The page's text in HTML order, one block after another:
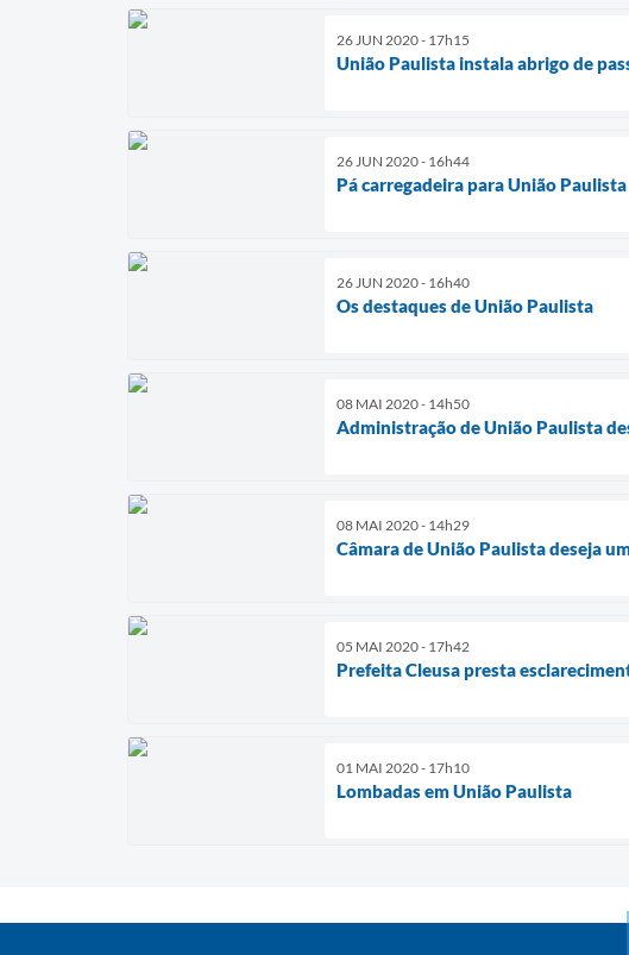
26 JUN 2020 - 17h15
União Paulista instala abrigo de
26 JUN 2020 - 16h44
Pá carregadeira para União Paulista
26 JUN 2020 - 16h40
Os destaques de União Paulista
08 MAI 2020 - 14h50
Administração de União Paulista
08 MAI 2020 - 14h29
Câmara de União Paulista deseja
05 MAI 2020 - 17h42
Prefeita Cleusa presta
01 MAI 2020 - 17h10
Lombadas em União Paulista